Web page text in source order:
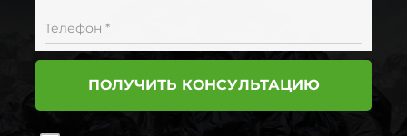
Телефон *
ПОЛУЧИТЬ КОНСУЛЬТАЦИЮ